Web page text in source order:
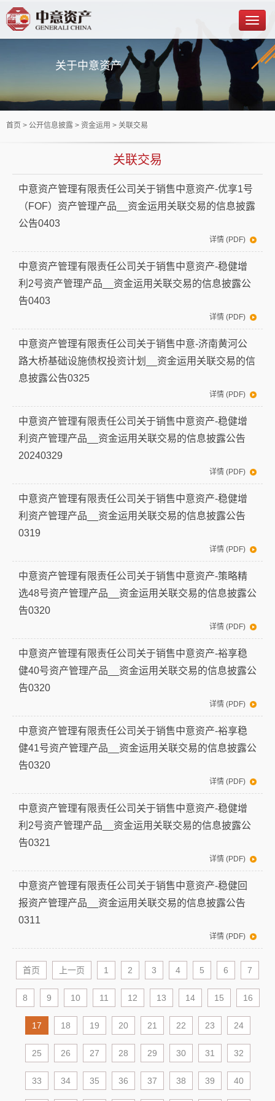
关于中意资产
首页 > 公开信息披露 > 资金运用 > 关联交易
关联交易
中意资产管理有限责任公司关于销售中意资产-优享1号
（FOF）资产管理产品__资金运用关联交易的信息披露
公告0403
详情 (PDF)
中意资产管理有限责任公司关于销售中意资产-稳健增
利2号资产管理产品__资金运用关联交易的信息披露公
告0403
详情 (PDF)
中意资产管理有限责任公司关于销售中意-济南黄河公
路大桥基础设施债权投资计划__资金运用关联交易的信
息披露公告0325
详情 (PDF)
中意资产管理有限责任公司关于销售中意资产-稳健增
利资产管理产品__资金运用关联交易的信息披露公告
20240329
详情 (PDF)
中意资产管理有限责任公司关于销售中意资产-稳健增
利资产管理产品__资金运用关联交易的信息披露公告
0319
详情 (PDF)
中意资产管理有限责任公司关于销售中意资产-策略精
选48号资产管理产品__资金运用关联交易的信息披露公
告0320
详情 (PDF)
中意资产管理有限责任公司关于销售中意资产-裕享稳
健40号资产管理产品__资金运用关联交易的信息披露公
告0320
详情 (PDF)
中意资产管理有限责任公司关于销售中意资产-裕享稳
健41号资产管理产品__资金运用关联交易的信息披露公
告0320
详情 (PDF)
中意资产管理有限责任公司关于销售中意资产-稳健增
利2号资产管理产品__资金运用关联交易的信息披露公
告0321
详情 (PDF)
中意资产管理有限责任公司关于销售中意资产-稳健回
报资产管理产品__资金运用关联交易的信息披露公告
0311
详情 (PDF)
首页 上一页 1 2 3 4 5 6 7
8 9 10 11 12 13 14 15 16
17 18 19 20 21 22 23 24
25 26 27 28 29 30 31 32
33 34 35 36 37 38 39 40